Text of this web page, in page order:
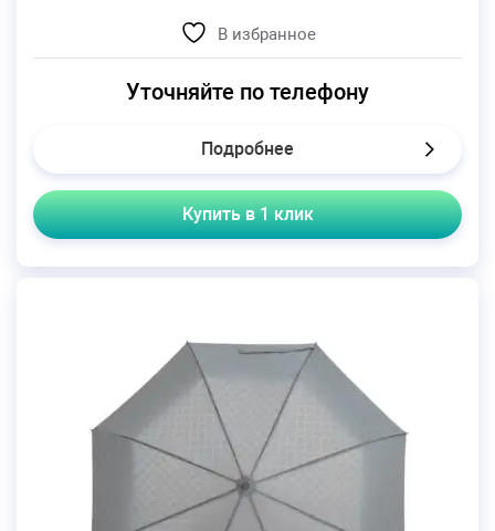
В избранное
Уточняйте по телефону
Подробнее
Купить в 1 клик